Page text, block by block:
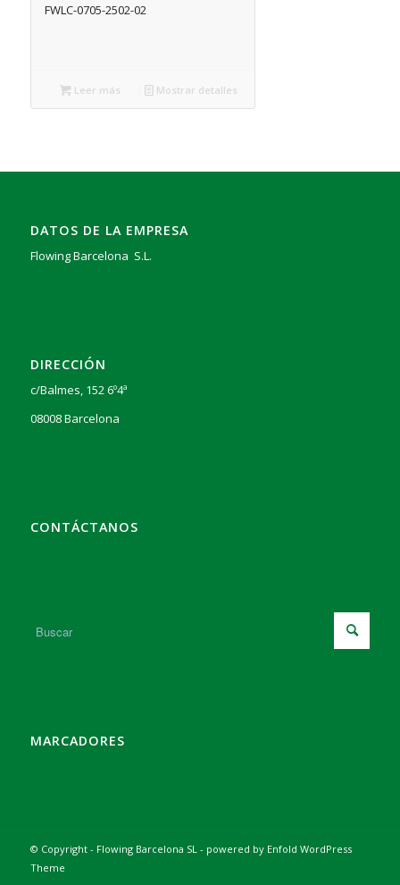
FWLC-0705-2502-02
Leer más Mostrar detalles
DATOS DE LA EMPRESA
Flowing Barcelona S.L.
DIRECCIÓN
c/Balmes, 152 6º4ª
08008 Barcelona
CONTÁCTANOS
MARCADORES
© Copyright - Flowing Barcelona SL - powered by Enfold WordPress
Theme